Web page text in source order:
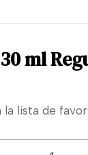
ml
la lista de